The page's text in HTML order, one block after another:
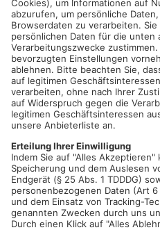
BAYER. UNTERMAIN. Auch im
Beschränkungen weg. Das
Empfehlungen, wie zuvor
Landesregierung. Damit bleiben
Primaveraland künftig Regel-
tragen ist ab dem Wochenende
Pflegeeinrichtungen, sowie in
vorgeschrieben.